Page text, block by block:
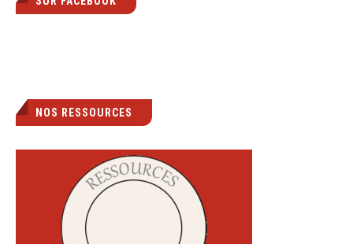
NOS RESSOURCES